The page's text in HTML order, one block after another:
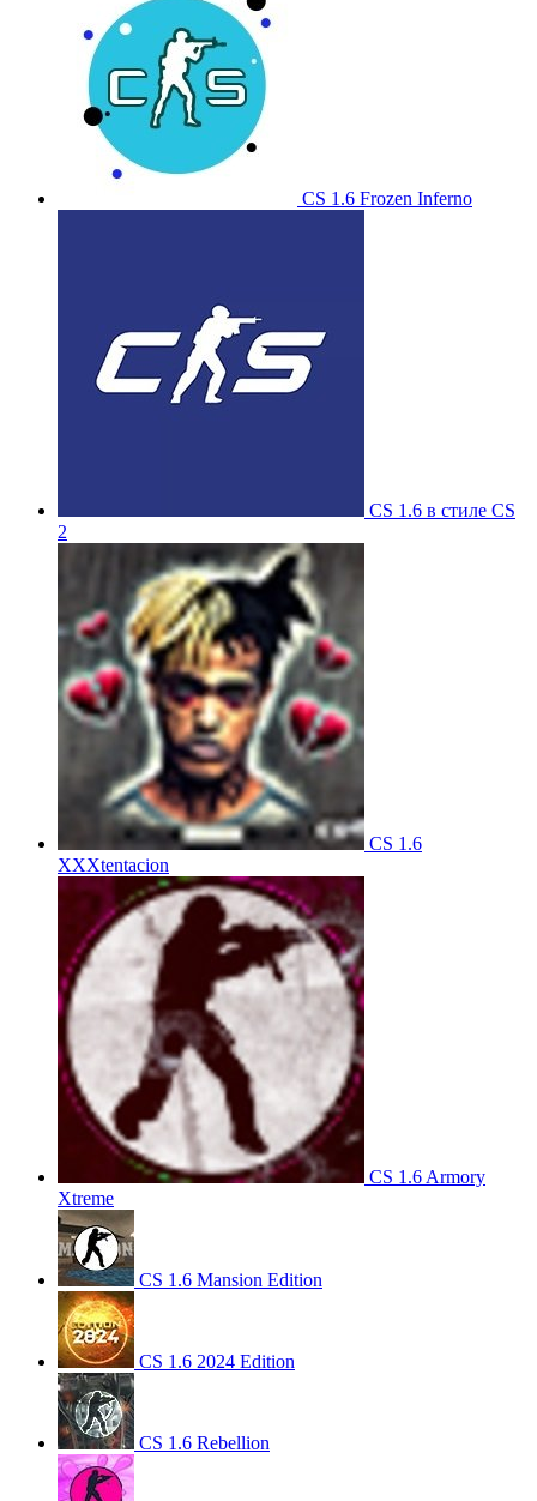
CS 1.6 Frozen Inferno
CS 1.6 в стиле CS
2
CS 1.6
XXXtentacion
CS 1.6 Armory
Xtreme
CS 1.6 Mansion Edition
CS 1.6 2024 Edition
CS 1.6 Rebellion